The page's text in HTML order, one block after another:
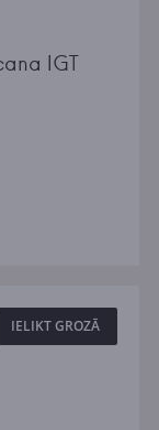
IGT
IELIKT GROZĀ